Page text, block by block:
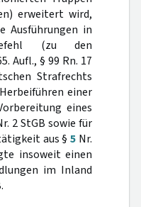
erweitert wird,
Ausführungen in
(zu den
Aufl., § 99 Rn. 17
Strafrechts
einer
eines
2 StGB sowie für
aus §5 Nr.
insoweit einen
im Inland